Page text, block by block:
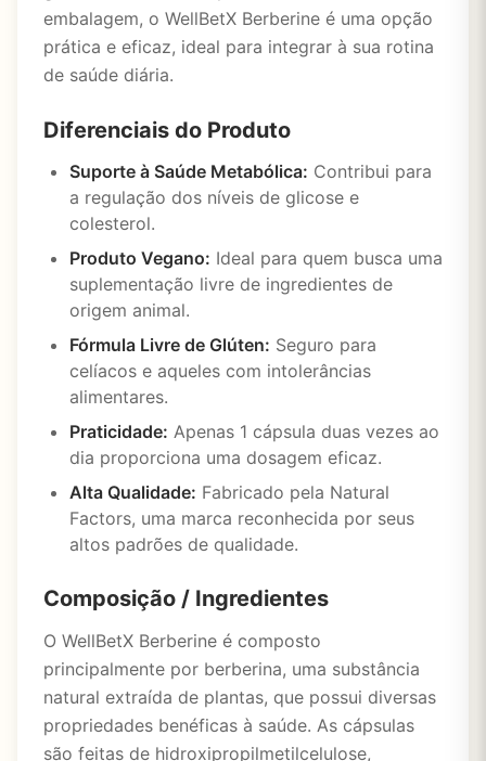
embalagem, o WellBetX Berberine é uma opção
prática e eficaz, ideal para integrar à sua rotina
de saúde diária.
Diferenciais do Produto
Suporte à Saúde Metabólica: Contribui para
a regulação dos níveis de glicose e
colesterol.
Produto Vegano: Ideal para quem busca uma
suplementação livre de ingredientes de
origem animal.
Fórmula Livre de Glúten: Seguro para
celíacos e aqueles com intolerâncias
alimentares.
Praticidade: Apenas 1 cápsula duas vezes ao
dia proporciona uma dosagem eficaz.
Alta Qualidade: Fabricado pela Natural
Factors, uma marca reconhecida por seus
altos padrões de qualidade.
Composição / Ingredientes
O WellBetX Berberine é composto
principalmente por berberina, uma substância
natural extraída de plantas, que possui diversas
propriedades benéficas à saúde. As cápsulas
são feitas de hidroxipropilmetilcelulose,